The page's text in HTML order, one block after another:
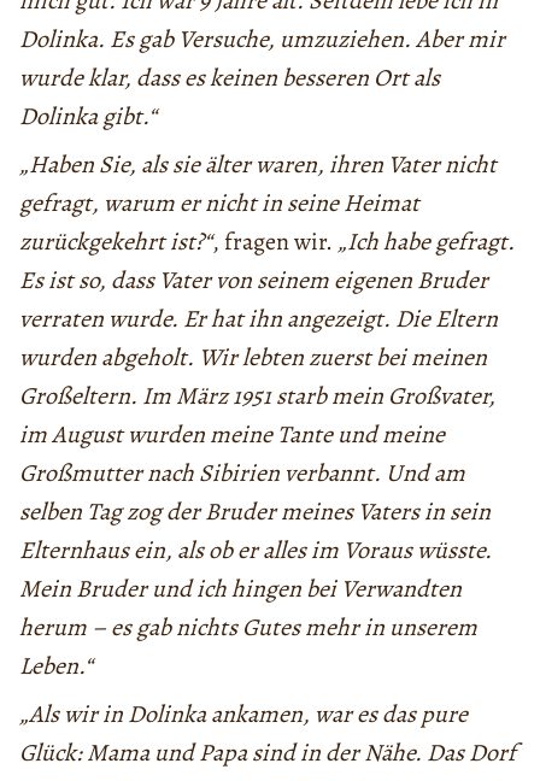
Dolinka. Es gab Versuche, umzuziehen. Aber mir
wurde klar, dass es keinen besseren Ort als
Dolinka gibt.“
„Haben Sie, als sie älter waren, ihren Vater nicht
gefragt, warum er nicht in seine Heimat
zurückgekehrt ist?“, fragen wir. „Ich habe gefragt.
Es ist so, dass Vater von seinem eigenen Bruder
verraten wurde. Er hat ihn angezeigt. Die Eltern
wurden abgeholt. Wir lebten zuerst bei meinen
Großeltern. Im März 1951 starb mein Großvater,
im August wurden meine Tante und meine
Großmutter nach Sibirien verbannt. Und am
selben Tag zog der Bruder meines Vaters in sein
Elternhaus ein, als ob er alles im Voraus wüsste.
Mein Bruder und ich hingen bei Verwandten
herum – es gab nichts Gutes mehr in unserem
Leben.“
„Als wir in Dolinka ankamen, war es das pure
Glück: Mama und Papa sind in der Nähe. Das Dorf